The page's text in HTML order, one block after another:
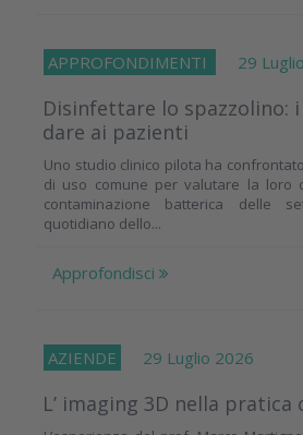
APPROFONDIMENTI 29
Disinfettare lo spazzolino:
dare ai pazienti
Uno studio clinico pilota ha
di uso comune per valutare la loro
contaminazione batterica delle
quotidiano dello...
Approfondisci
AZIENDE 29 Luglio 2026
L’ imaging 3D nella pratica